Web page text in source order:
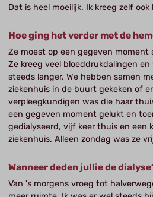
Dat is heel moeilijk. Ik kreeg zelf
Hoe ging het verder met de
Ze moest op een gegeven moment
Ze kreeg veel bloeddrukdalingen
steeds langer. We hebben samen
ziekenhuis in de buurt gekeken of
verpleegkundigen was die haar
een gegeven moment gelukt en
gedialyseerd, vijf keer thuis en een
ziekenhuis. Alleen zondag was ze
Wanneer deden jullie de
Van 's morgens vroeg tot